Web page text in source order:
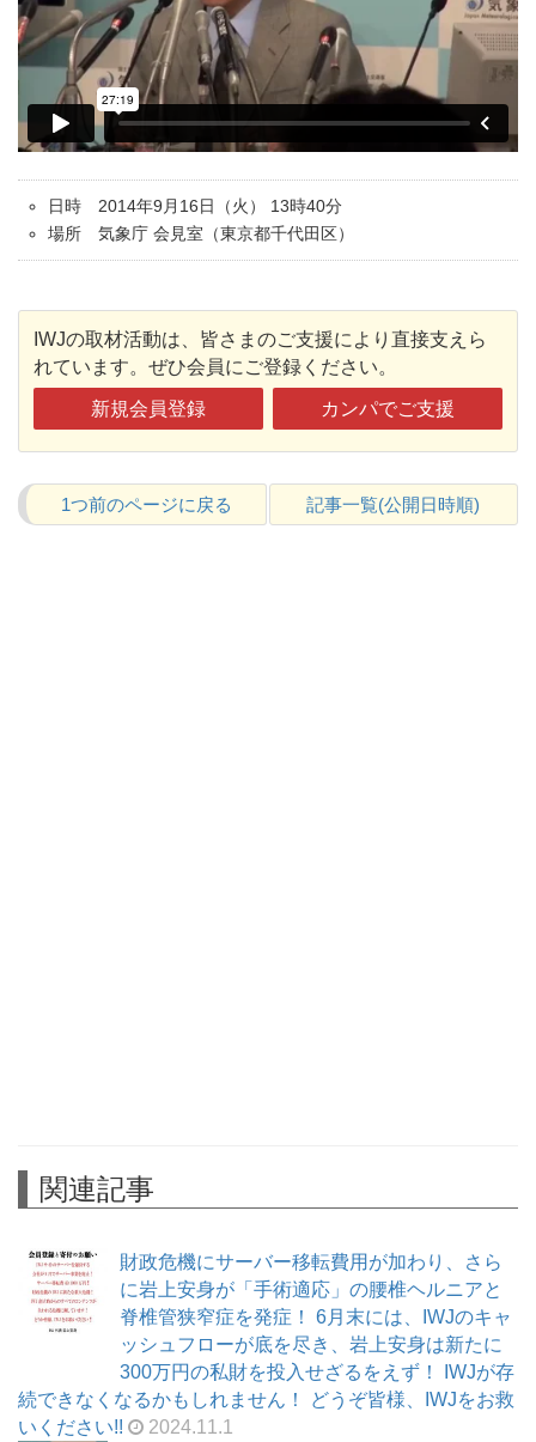
日時 2014年9月16日（火） 13時40分
場所 気象庁 会見室（東京都千代田区）
IWJの取材活動は、皆さまのご支援により直接支えら
れています。ぜひ会員にご登録ください。
新規会員登録 カンパでご支援
1つ前のページに戻る 記事一覧(公開日時順)
関連記事
財政危機にサーバー移転費用が加わり、さら
に岩上安身が「手術適応」の腰椎ヘルニアと
脊椎管狭窄症を発症！ 6月末には、IWJのキャ
ッシュフローが底を尽き、岩上安身は新たに
300万円の私財を投入せざるをえず！ IWJが存
続できなくなるかもしれません！ どうぞ皆様、IWJをお救
いください!!
2024.11.1